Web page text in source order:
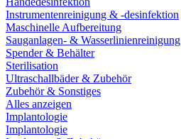
Instrumentenreinigung & -desinfektion
Maschinelle Aufbereitung
Sauganlagen- & Wasserlinienreinigung
Spender & Behälter
Sterilisation
Ultraschallbäder & Zubehör
Zubehör & Sonstiges
Alles anzeigen
Implantologie
Implantologie